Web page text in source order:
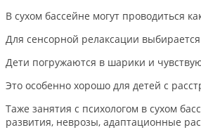
В сухом бассейне могут проводиться
Для сенсорной релаксации
Дети погружаются в шарики и
Это особенно хорошо для детей с
Таже занятия с психологом в сухом
развития, неврозы, адаптационные